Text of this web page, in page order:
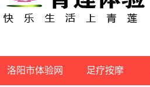
洛阳市体验网 足疗按摩